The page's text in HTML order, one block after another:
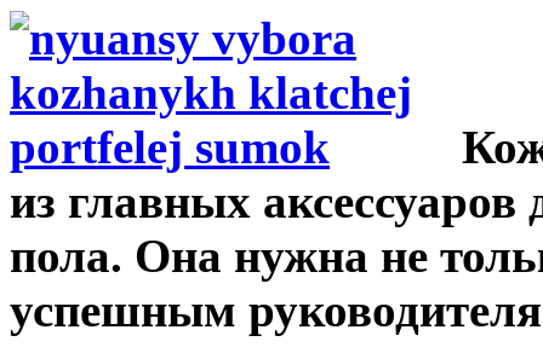
из главных аксессуаров
пола. Она нужна не
успешным